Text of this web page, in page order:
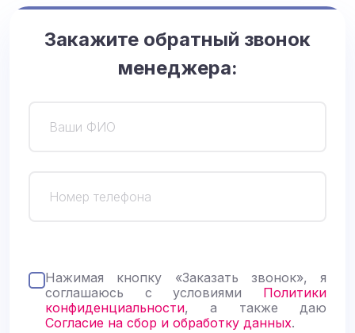
Закажите обратный звонок
менеджера:
а
в
Нажимая кнопку «Заказать звонок», я
соглашаюсь с условиями Политики
конфиденциальности, а также даю
Согласие на сбор и обработку данных.